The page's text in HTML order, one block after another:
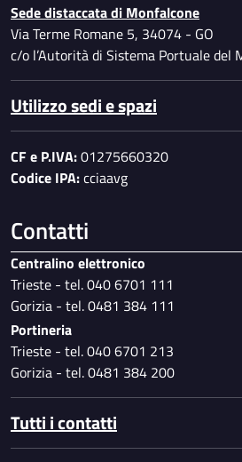
Sede distaccata di Monfalcone
Via Terme Romane 5, 34074 - GO
c/o l’Autorità di Sistema Portuale del
Utilizzo sedi e spazi
CF e P.IVA:01275660320
Codice IPA:cciaavg
Contatti
Centralino elettronico
Trieste - tel. 040 6701 111
Gorizia - tel. 0481 384 111
Portineria
Trieste - tel. 040 6701 213
Gorizia - tel. 0481 384 200
Tutti i contatti